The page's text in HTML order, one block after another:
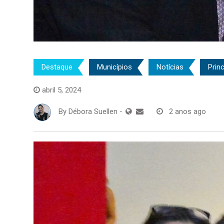
Destaque Municípios Notícias
abril 5, 2024
By Débora Suellen - 2 anos ago